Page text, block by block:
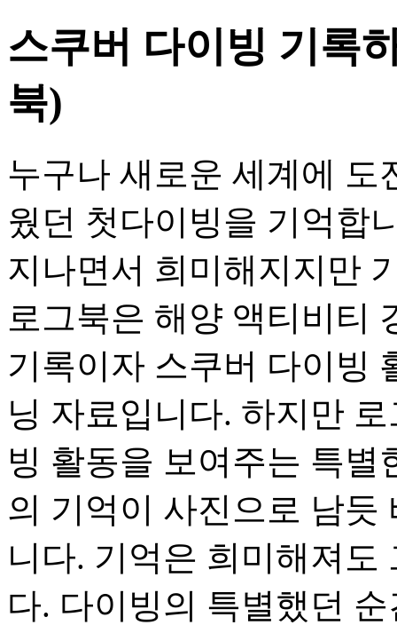
스쿠버 다이빙 기록
북)
누구나 새로운 세계에 도
웠던 첫다이빙을 기억합
지나면서 희미해지지만
로그북은 해양 액티비티
기록이자 스쿠버 다이빙
닝 자료입니다. 하지만
빙 활동을 보여주는 특
의 기억이 사진으로 남듯
니다. 기억은 희미해져도
다. 다이빙의 특별했던